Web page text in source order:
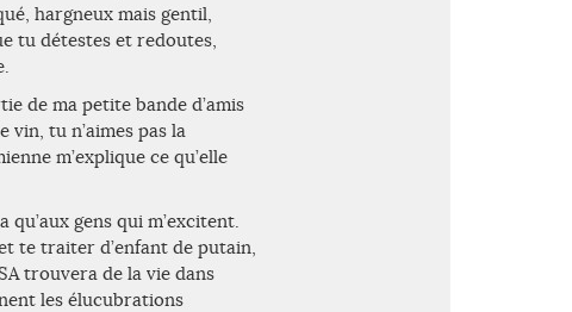
hargneux mais gentil,
tu détestes et redoutes,
de ma petite bande d’amis
vin, tu n’aimes pas la
m’explique ce qu’elle
gens qui m’excitent.
te traiter d’enfant de putain,
trouvera de la vie dans
les élucubrations